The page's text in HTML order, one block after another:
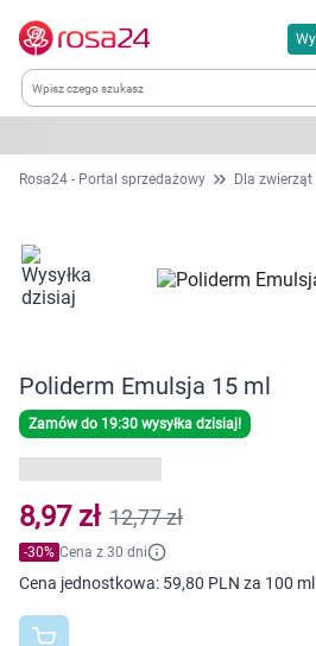
Kategorie
Dla zwierząt
Zdrowie
Dziecko
Higiena
Rosa24 - Portal sprzedażowy Dla zwierząt
Poliderm Emulsja 15 ml
Zamów do 19:30 wysyłka dzisiaj!
8,97 zł 12,77 zł
-30% Cena z 30 dni
Cena jednostkowa: 59,80 PLN za 100 ml